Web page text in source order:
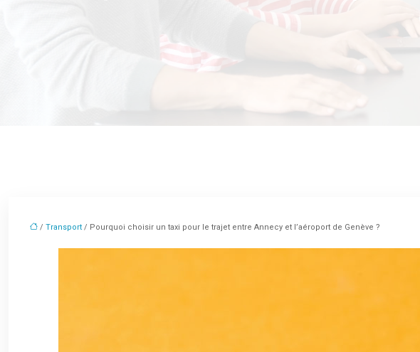
/ Transport / Pourquoi choisir un taxi pour le trajet entre Annecy et l’aéroport de Genève ?